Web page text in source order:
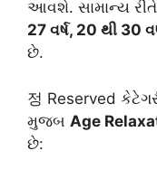
આવશે. સામાન્ય રીતે
27 વર્ષ, 20 થી 30
છે.
정 Reserved
મુજબ Age
છે: